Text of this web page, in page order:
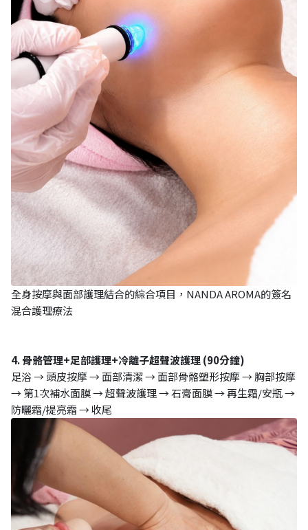
全身按摩與面部護理結合的綜合項目，NANDA AROMA的簽名
混合護理療法
4. 骨骼管理+足部護理+冷離子超聲波護理 (90分鐘)
足浴 → 頭皮按摩 → 面部清潔 → 面部骨骼塑形按摩 → 胸部按摩
→ 第1次補水面膜 → 超聲波護理 → 石膏面膜 → 再生霜/安瓶 →
防曬霜/提亮霜 → 收尾